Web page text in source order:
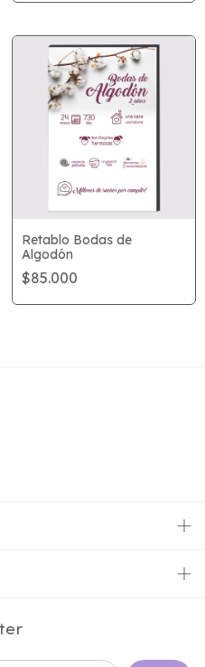
Retablo Bodas de
Algodón
$85.000